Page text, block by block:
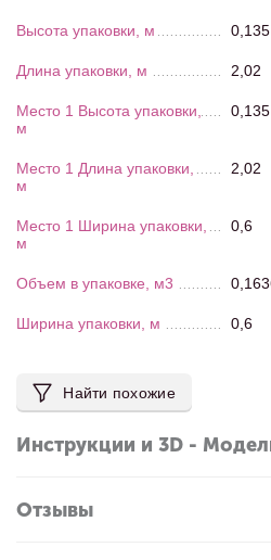
Высота упаковки, м 0,135
Длина упаковки, м 2,02
Место 1 Высота упаковки,
м
0,135
Место 1 Длина упаковки,
м
2,02
Место 1 Ширина упаковки,
м
0,6
Объем в упаковке, м3
Ширина упаковки, м 0,6
Найти похожие
Инструкции и 3D -
Отзывы